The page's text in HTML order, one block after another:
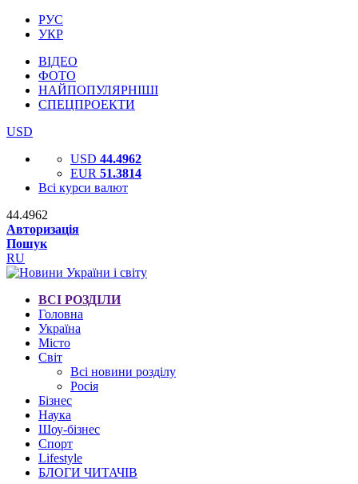
РУС
УКР
ВІДЕО
ФОТО
НАЙПОПУЛЯРНІШІ
СПЕЦПРОЕКТИ
USD
USD 44.4962
EUR 51.3814
Всі курси валют
44.4962
Авторизація
Пошук
RU
ВСІ РОЗДІЛИ
Головна
Україна
Місто
Світ
Всі новини розділу
Росія
Бізнес
Наука
Шоу-бізнес
Спорт
Lifestyle
БЛОГИ ЧИТАЧІВ